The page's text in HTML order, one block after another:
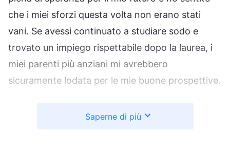
che i miei sforzi questa volta non erano stati
vani. Se avessi continuato a studiare sodo e
trovato un impiego rispettabile dopo la laurea, i
miei parenti più anziani mi avrebbero
sicuramente lodata per le mie buone prospettive.
predicato il Vangelo di
Dio Onnipotente
Saperne di più